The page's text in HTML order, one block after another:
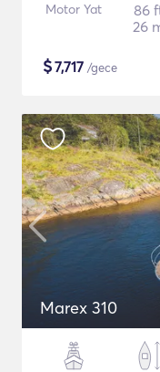
Motor Yat
86
26
$7,717 /gece
Marex 310